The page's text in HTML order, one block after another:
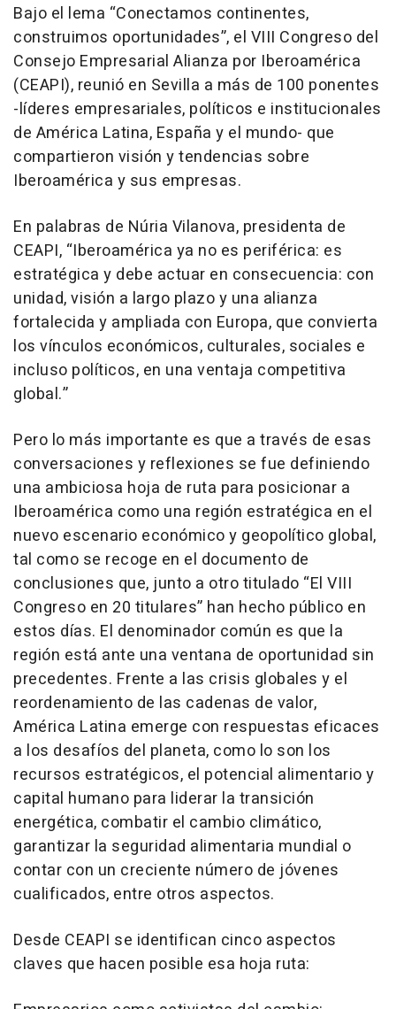
Bajo el lema “Conectamos continentes,
construimos oportunidades”, el VIII Congreso del
Consejo Empresarial Alianza por Iberoamérica
(CEAPI), reunió en Sevilla a más de 100 ponentes
-líderes empresariales, políticos e institucionales
de América Latina, España y el mundo- que
compartieron visión y tendencias sobre
Iberoamérica y sus empresas.
En palabras de Núria Vilanova, presidenta de
CEAPI, “Iberoamérica ya no es periférica: es
estratégica y debe actuar en consecuencia: con
unidad, visión a largo plazo y una alianza
fortalecida y ampliada con Europa, que convierta
los vínculos económicos, culturales, sociales e
incluso políticos, en una ventaja competitiva
global.”
Pero lo más importante es que a través de esas
conversaciones y reflexiones se fue definiendo
una ambiciosa hoja de ruta para posicionar a
Iberoamérica como una región estratégica en el
nuevo escenario económico y geopolítico global,
tal como se recoge en el documento de
conclusiones que, junto a otro titulado “El VIII
Congreso en 20 titulares” han hecho público en
estos días. El denominador común es que la
región está ante una ventana de oportunidad sin
precedentes. Frente a las crisis globales y el
reordenamiento de las cadenas de valor,
América Latina emerge con respuestas eficaces
a los desafíos del planeta, como lo son los
recursos estratégicos, el potencial alimentario y
capital humano para liderar la transición
energética, combatir el cambio climático,
garantizar la seguridad alimentaria mundial o
contar con un creciente número de jóvenes
cualificados, entre otros aspectos.
Desde CEAPI se identifican cinco aspectos
claves que hacen posible esa hoja ruta: